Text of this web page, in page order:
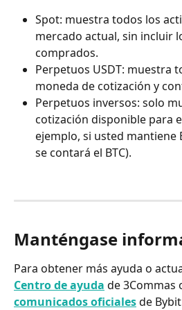
Spot: muestra todos los
mercado actual, sin incluir
comprados.
Perpetuos USDT: muestra
moneda de cotización y
Perpetuos inversos: solo
cotización disponible para
ejemplo, si usted mantiene
se contará el BTC).
Manténgase
Para obtener más ayuda o
Centro de ayuda de 3Commas
comunicados oficiales de